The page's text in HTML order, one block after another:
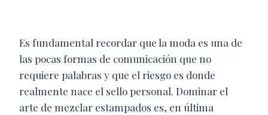
Es fundamental recordar que la moda es una de
las pocas formas de comunicación que no
requiere palabras y que el riesgo es donde
realmente nace el sello personal. Dominar el
arte de mezclar estampados es, en última